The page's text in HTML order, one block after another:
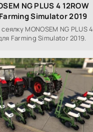
NG PLUS 4 12ROW
Simulator 2019
MONOSEM NG PLUS 4
Farming Simulator 2019.